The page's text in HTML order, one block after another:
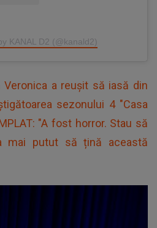
KANAL D2 (@kanald2)
Veronica a reușit să iasă din
sezonului 4 "Casa
"A fost horror. Stau să
mai putut să țină această